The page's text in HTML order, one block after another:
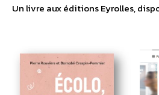
Un livre aux éditions Eyrolles,